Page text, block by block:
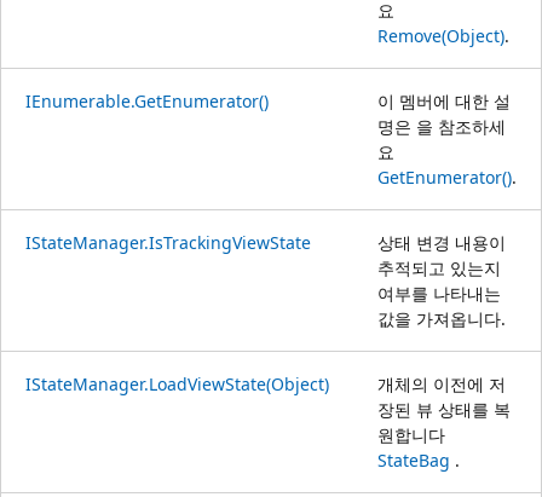
요
Remove(Object).
IEnumerable.GetEnumerator()
이 멤버에 대한 설
명은 을 참조하세
요
GetEnumerator().
IStateManager.IsTrackingViewState
상태 변경 내용이
추적되고 있는지
여부를 나타내는
값을 가져옵니다.
IStateManager.LoadViewState(Object)
개체의 이전에 저
장된 뷰 상태를 복
원합니다
StateBag .